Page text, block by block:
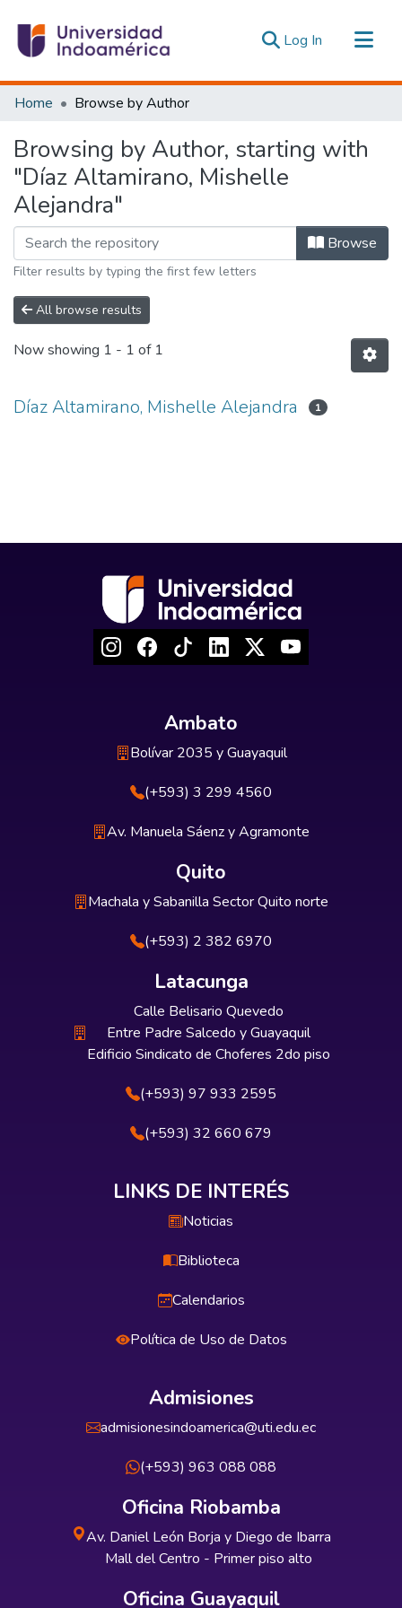
Log In (current)
Communities & Collections
Estadísticas Externas
Home Browse by Author
Browsing by Author, starting with
"Díaz Altamirano, Mishelle
Alejandra"
Browse
Filter results by typing the first few letters
All browse results
Now showing 1 - 1 of 1
Díaz Altamirano, Mishelle Alejandra 1
Ambato
Bolívar 2035 y Guayaquil
(+593) 3 299 4560
Av. Manuela Sáenz y Agramonte
Quito
Machala y Sabanilla Sector Quito norte
(+593) 2 382 6970
Latacunga
Calle Belisario Quevedo
Entre Padre Salcedo y Guayaquil
Edificio Sindicato de Choferes 2do piso
(+593) 97 933 2595
(+593) 32 660 679
LINKS DE INTERÉS
Noticias
Biblioteca
Calendarios
Política de Uso de Datos
Admisiones
admisionesindoamerica@uti.edu.ec
(+593) 963 088 088
Oficina Riobamba
Av. Daniel León Borja y Diego de Ibarra
Mall del Centro - Primer piso alto
Oficina Guayaquil